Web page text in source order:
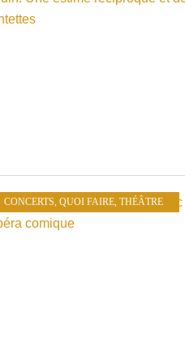
CONCERTS QUOI FAIRE THÉÂTRE